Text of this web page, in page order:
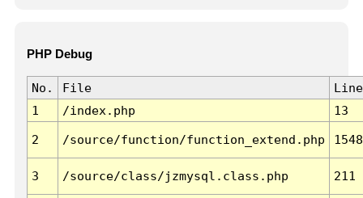
PHP Debug
No. File
Line
1
/index.php 13
2 /source/function/function_extend.php 1548
3 /source/class/jzmysql.class.php 211